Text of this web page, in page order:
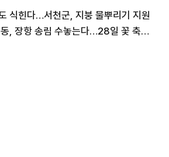
식힌다…서천군, 지붕 물뿌리기 지원
서천군 보랏빛 맥문동, 장항 송림 수놓는다…28일 꽃 축제 개막